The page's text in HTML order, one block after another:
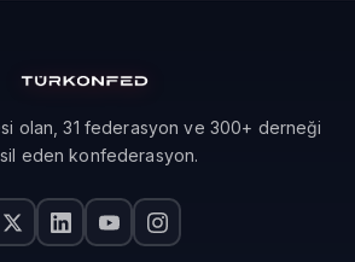
olan, 31 federasyon ve 300+ derneği
eden konfederasyon.